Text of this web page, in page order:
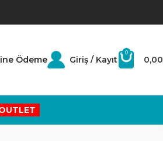
Ödeme Giriş / Kayıt
0
0,00